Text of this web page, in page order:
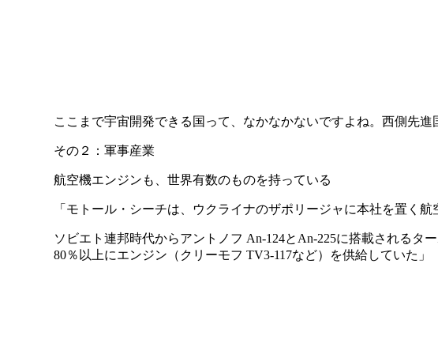
ここまで宇宙開発できる国って、なかなかないですよね。西側先進
その２：軍事産業
航空機エンジンも、世界有数のものを持っている
「モトール・シーチは、ウクライナのザポリージャに本社を置く
ソビエト連邦時代からアントノフ An-124とAn-225に搭載される
80％以上にエンジン（クリーモフ TV3-117など）を供給していた」